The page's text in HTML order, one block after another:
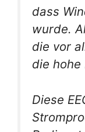
dass
wurde.
die vor
die hohe
Diese